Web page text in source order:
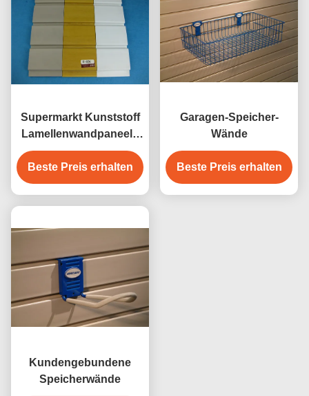
Supermarkt Kunststoff
Lamellenwandpaneele
PVC Garagenpaneel
Wasserdicht
Beste Preis erhalten
Garagen-Speicher-
Wände
Beste Preis erhalten
Kundengebundene
Speicherwände